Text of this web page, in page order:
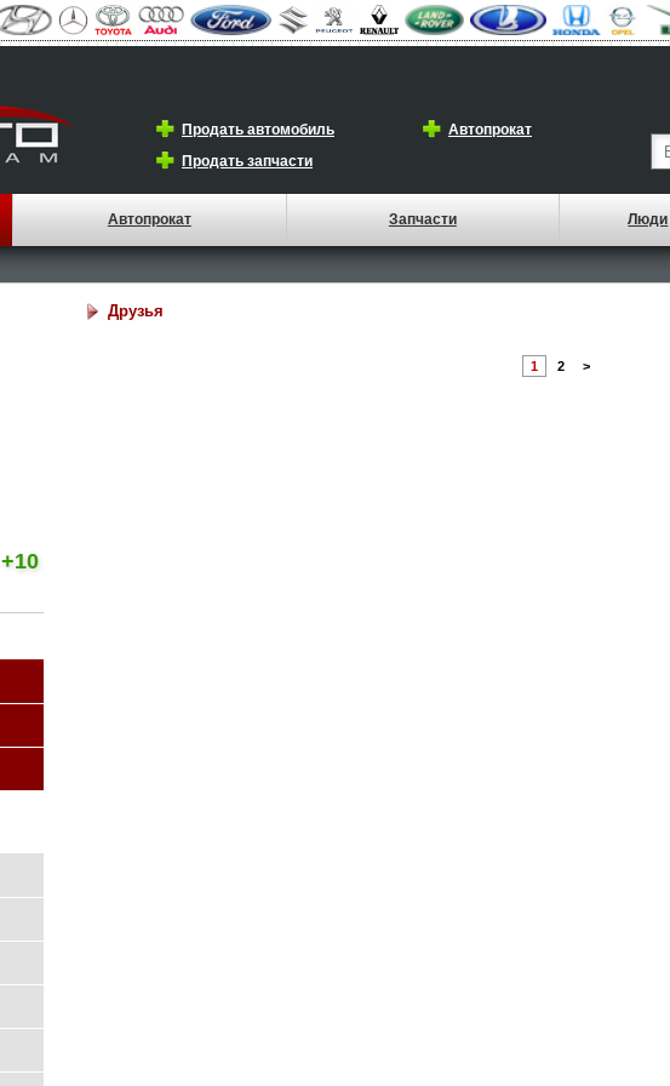
Продать автомобиль
Автопрокат
Продать запчасти
Автопрокат Запчасти Люди
+10
Друзья
1 2 >